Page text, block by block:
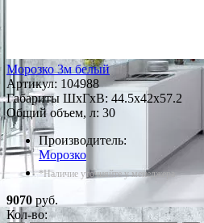
Морозко 3м белый
Артикул: 104988
Габариты ШxГxВ: 44.5x42x57.2
Общий объем, л: 30
Производитель:
Морозко
*Наличие уточняйте у менеджера
9070 руб.
Кол-во: